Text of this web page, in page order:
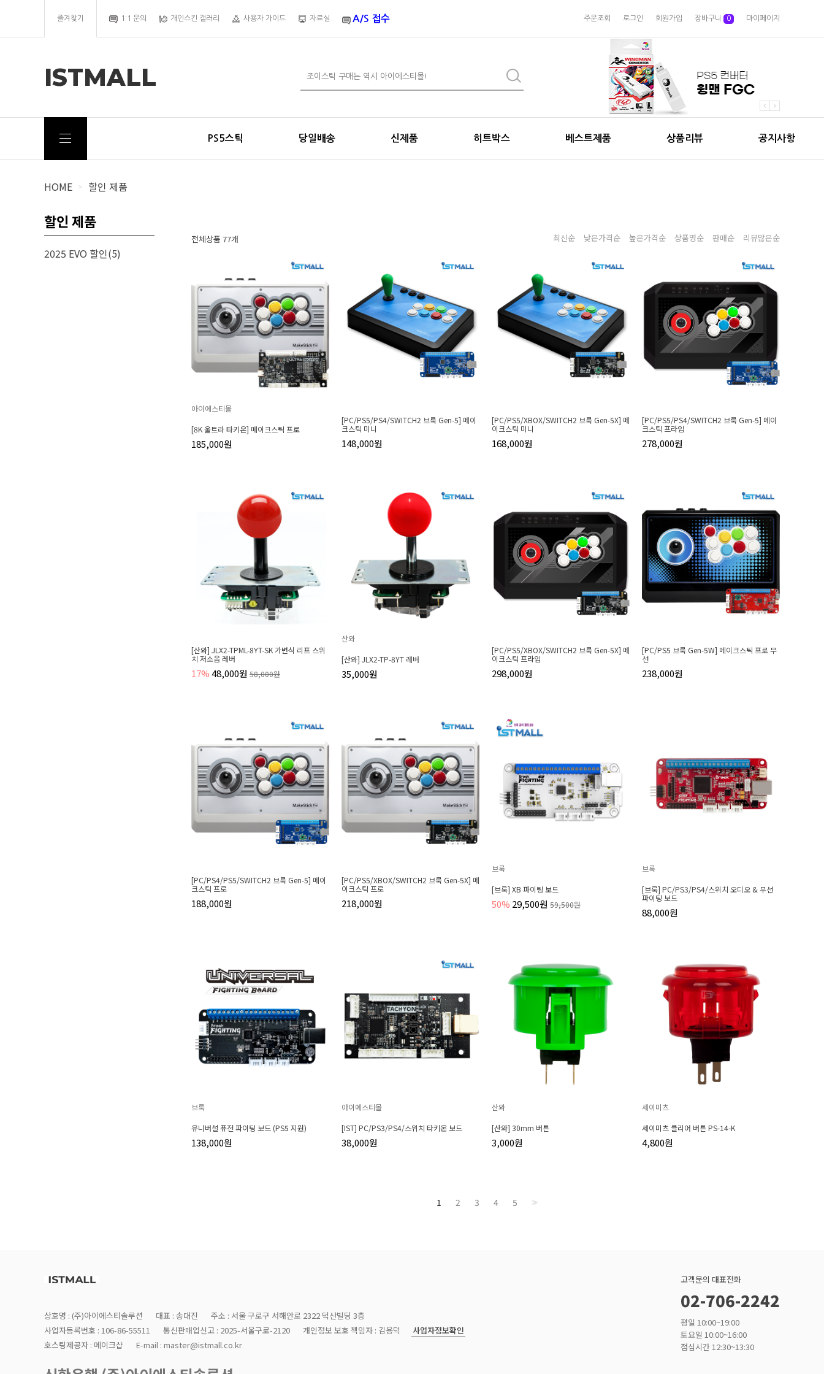
즐겨찾기 1:1 문의 개인스킨 갤러리 사용자 가이드 자료실 A/S 접수 주문조회 로그인 회원가입 장바구니 0 마이페이지
ISTMALL
PS5스틱 당일배송 신제품 히트박스 베스트제품 상품리뷰 공지사항
HOME > 할인 제품
할인 제품
2025 EVO 할인(5)
전체상품 77개 최신순 낮은가격순 높은가격순 상품명순 판매순 리뷰많은순
아이에스티몰
[8K 울트라 타키온] 메이크스틱 프로
185,000원
[PC/PS5/PS4/SWITCH2 브룩 Gen-5] 메이
크스틱 미니
148,000원
[PC/PS5/XBOX/SWITCH2 브룩 Gen-5X] 메
이크스틱 미니
168,000원
[PC/PS5/PS4/SWITCH2 브룩 Gen-5] 메이
크스틱 프라임
278,000원
[산와] JLX2-TPML-8YT-SK 가변식 리프 스위
치 저소음 레버
17%48,000원 58,000원
산와
[산와] JLX2-TP-8YT 레버
35,000원
[PC/PS5/XBOX/SWITCH2 브룩 Gen-5X] 메
이크스틱 프라임
298,000원
[PC/PS5 브룩 Gen-5W] 메이크스틱 프로 무
선
238,000원
[PC/PS4/PS5/SWITCH2 브룩 Gen-5] 메이
크스틱 프로
188,000원
[PC/PS5/XBOX/SWITCH2 브룩 Gen-5X] 메
이크스틱 프로
218,000원
브룩
[브룩] XB 파이팅 보드
50% 29,500원 59,500원
브룩
[브룩] PC/PS3/PS4/스위치 오디오 & 무선
파이팅 보드
88,000원
브룩
유니버설 퓨전 파이팅 보드 (PS5 지원)
138,000원
아이에스티몰
[IST] PC/PS3/PS4/스위치 타키온 보드
38,000원
산와
[산와] 30mm 버튼
3,000원
세이미츠
세이미츠 클리어 버튼 PS-14-K
4,800원
1 2 3 4 5 >>
상호명 : (주)아이에스티솔루션 대표 : 송대진
주소 : 서울 구로구 서해안로 2322 덕산빌딩 3층
사업자등록번호 : 106-86-55511
통신판매업신고 : 2025-서울구로-2120 개인정보 보호 책임자 : 김용덕
사업자정보확인
호스팅제공자 : 메이크샵
E-mail : master@istmall.co.kr
고객문의 대표전화
02-706-2242
평일 10:00~19:00
토요일 10:00~16:00
점심시간 12:30~13:30